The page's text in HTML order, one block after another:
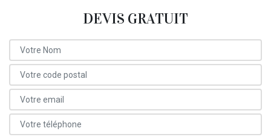
DEVIS GRATUIT